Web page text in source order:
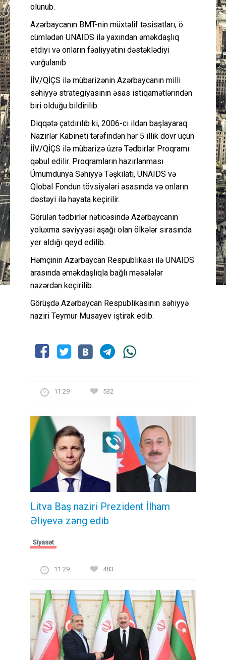
olunub.
Azərbaycanın BMT-nin müxtəlif təsisatları, ö
cümlədən UNAIDS ilə yaxından əməkdaşlıq
etdiyi və onların fəaliyyətini dəstəklədiyi
vurğulanıb.
İİV/QİÇS ilə mübarizənin Azərbaycanın milli
səhiyyə strategiyasının əsas istiqamətlərindən
biri olduğu bildirilib.
Diqqətə çatdırılıb ki, 2006-cı ildən başlayaraq
Nazirlər Kabineti tərəfindən hər 5 illik dövr üçün
İİV/QİÇS ilə mübarizə üzrə Tədbirlər Proqramı
qəbul edilir. Proqramların hazırlanması
Ümumdünya Səhiyyə Təşkilatı, UNAIDS və
Qlobal Fondun tövsiyələri əsasında və onların
dəstəyi ilə həyata keçirilir.
Görülən tədbirlər nəticəsində Azərbaycanın
yoluxma səviyyəsi aşağı olan ölkələr sırasında
yer aldığı qeyd edilib.
Həmçinin Azərbaycan Respublikası ilə UNAIDS
arasında əməkdaşlıqla bağlı məsələlər
nəzərdən keçirilib.
Görüşdə Azərbaycan Respublikasının səhiyyə
naziri Teymur Musayev iştirak edib.
11:29 532
Litva Baş naziri Prezident İlham
Əliyevə zəng edib
Siyasət
11:29 483